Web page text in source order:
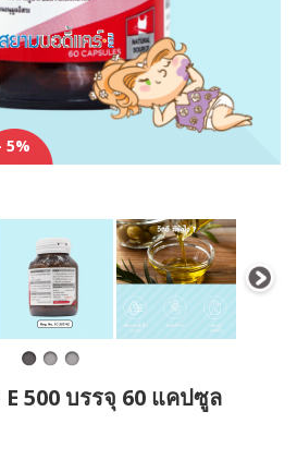
5%
500 บรรจุ 60 แคปซูล